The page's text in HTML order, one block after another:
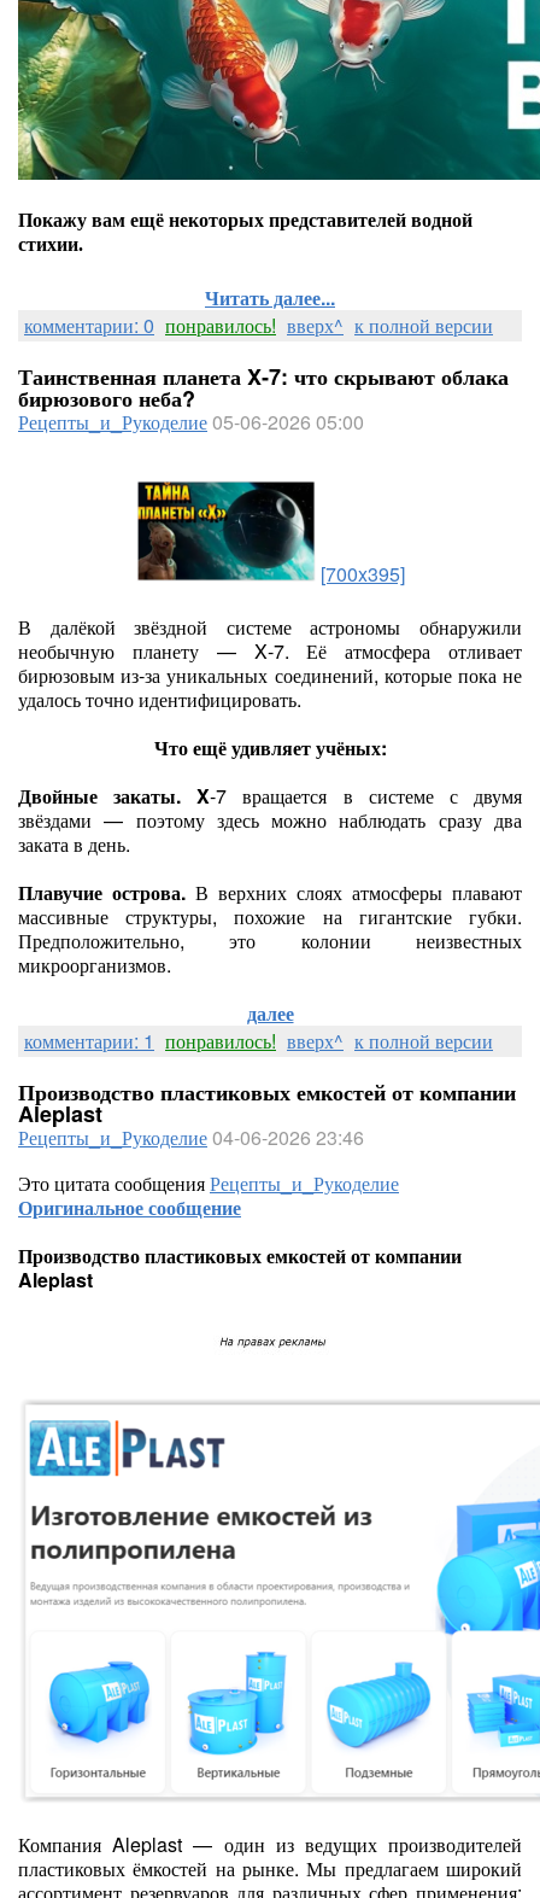
Покажу вам ещё некоторых представителей водной
стихии.
Читать далее...
комментарии: 0 понравилось! вверх^ к полной версии
Таинственная планета X‑7: что скрывают облака
бирюзового неба?
Рецепты_и_Рукоделие05-06-2026 05:00
[700x395]
В далёкой звёздной системе астрономы обнаружили
необычную планету — X‑7. Её атмосфера отливает
бирюзовым из‑за уникальных соединений, которые пока не
удалось точно идентифицировать.
Что ещё удивляет учёных:
Двойные закаты. X‑7 вращается в системе с двумя
звёздами — поэтому здесь можно наблюдать сразу два
заката в день.
Плавучие острова. В верхних слоях атмосферы плавают
массивные структуры, похожие на гигантские губки.
Предположительно, это колонии неизвестных
микроорганизмов.
далее
комментарии: 1 понравилось! вверх^ к полной версии
Производство пластиковых емкостей от компании
Aleplast
Рецепты_и_Рукоделие04-06-2026 23:46
Это цитата сообщенияРецепты_и_Рукоделие
Оригинальное сообщение
Производство пластиковых емкостей от компании
Aleplast
Компания Aleplast — один из ведущих производителей
пластиковых ёмкостей на рынке. Мы предлагаем широкий